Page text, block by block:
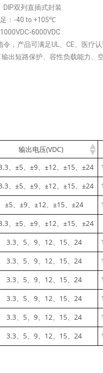
DIP双列直插式封装
：-40 to +105℃
6000VDC
令，产品可满足UL、CE、医疗认
出短路保护、容性负载能力、
输出电压(VDC)
、±5、±9、±12、±15、±24
、±5、±9、±12、±15、±24
±5、±9、±12、±15、±24
、±5、±9、±12、±15、±24
3.3、5、9、12、15、24
3.3、5、9、12、15、24
3.3、5、9、12、15、24
3.3、5、9、12、15、24
3.3、5、9、12、15、24
3.3、5、9、12、15、24